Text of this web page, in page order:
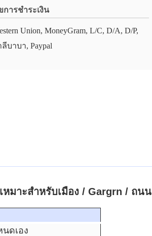
การชำระเงิน
Union, MoneyGram, L/C, D/A, D/P,
บาบา, Paypal
หมาะสําหรับเมือง / Gargrn / ถนน
ดเอง